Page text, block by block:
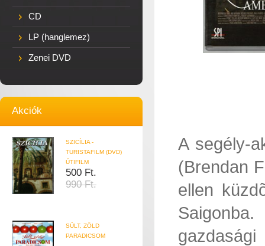
CD
LP (hanglemez)
Zenei DVD
Akciók
SZICÍLIA -
TURISTAFILM (DVD)
ÚTIFILM
500 Ft.
990 Ft.
SÜLT, ZÖLD
PARADICSOM
A segély-
(Brendan
ellen